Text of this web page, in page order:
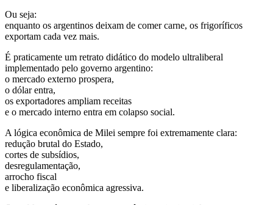
Ou seja:
enquanto os argentinos deixam de comer carne, os frigoríficos
exportam cada vez mais.
É praticamente um retrato didático do modelo ultraliberal
implementado pelo governo argentino:
o mercado externo prospera,
o dólar entra,
os exportadores ampliam receitas
e o mercado interno entra em colapso social.
A lógica econômica de Milei sempre foi extremamente clara:
redução brutal do Estado,
cortes de subsídios,
desregulamentação,
arrocho fiscal
e liberalização econômica agressiva.